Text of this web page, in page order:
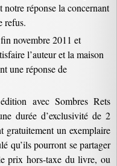
notre réponse la concernant
refus.
novembre 2011 et
l’auteur et la maison
une réponse de
avec Sombres Rets
durée d’exclusivité de 2
gratuitement un exemplaire
qu’ils pourront se partager
prix hors-taxe du livre, ou